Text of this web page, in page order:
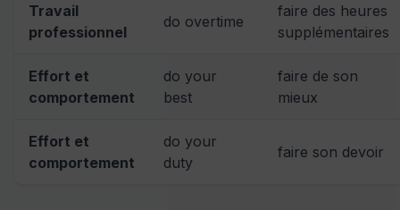
Travail
professionnel
do overtime
faire des heures
supplémentaires
Effort et
comportement
do your
best
faire de son
mieux
Effort et
comportement
do your
duty
faire son devoir